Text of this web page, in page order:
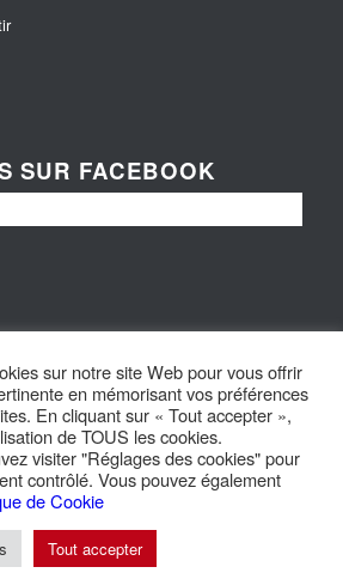
SUR FACEBOOK
sur notre site Web pour vous offrir
en mémorisant vos préférences
En cliquant sur « Tout accepter »,
de TOUS les cookies.
visiter "Réglages des cookies" pour
contrôlé. Vous pouvez également
de Cookie
Tout accepter